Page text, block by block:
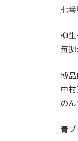
七番
柳生
毎
博
中
の
青